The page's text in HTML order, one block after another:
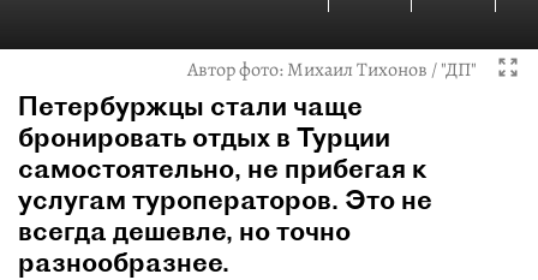
Автор фото:Михаил Тихонов / "ДП"
Петербуржцы стали чаще
бронировать отдых в Турции
самостоятельно, не прибегая к
услугам туроператоров. Это не
всегда дешевле, но точно
разнообразнее.